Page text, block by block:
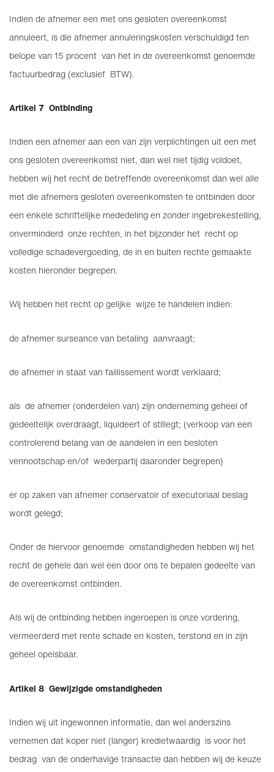
Indien de afnemer een met ons gesloten overeenkomst
annuleert, is die afnemer annuleringskosten verschuldigd ten
belope van 15 procent van het in de overeenkomst genoemde
factuurbedrag (exclusief BTW).
Artikel 7 Ontbinding
Indien een afnemer aan een van zijn verplichtingen uit een met
ons gesloten overeenkomst niet, dan wel niet tijdig voldoet,
hebben wij het recht de betreffende overeenkomst dan wel alle
met die afnemers gesloten overeenkomsten te ontbinden door
een enkele schriftelijke mededeling en zonder ingebrekestelling,
onverminderd onze rechten, in het bijzonder het recht op
volledige schadevergoeding, de in en buiten rechte gemaakte
kosten hieronder begrepen.
Wij hebben het recht op gelijke wijze te handelen indien:
de afnemer surseance van betaling aanvraagt;
de afnemer in staat van faillissement wordt verklaard;
als de afnemer (onderdelen van) zijn onderneming geheel of
gedeeltelijk overdraagt, liquideert of stillegt; (verkoop van een
controlerend belang van de aandelen in een besloten
vennootschap en/of wederpartij daaronder begrepen)
er op zaken van afnemer conservatoir of executoriaal beslag
wordt gelegd;
Onder de hiervoor genoemde omstandigheden hebben wij het
recht de gehele dan wel een door ons te bepalen gedeelte van
de overeenkomst ontbinden.
Als wij de ontbinding hebben ingeroepen is onze vordering,
vermeerderd met rente schade en kosten, terstond en in zijn
geheel opeisbaar.
Artikel 8 Gewijzigde omstandigheden
Indien wij uit ingewonnen informatie, dan wel anderszins
vernemen dat koper niet (langer) kredietwaardig is voor het
bedrag van de onderhavige transactie dan hebben wij de keuze